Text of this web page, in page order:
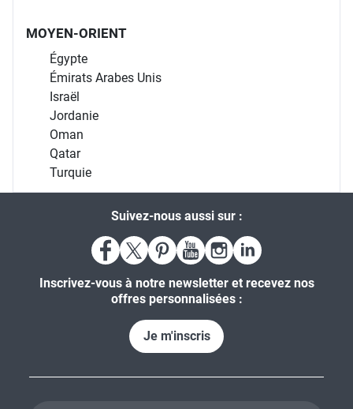
MOYEN-ORIENT
Égypte
Émirats Arabes Unis
Israël
Jordanie
Oman
Qatar
Turquie
Suivez-nous aussi sur :
Inscrivez-vous à notre newsletter et recevez nos
offres personnalisées :
Je m'inscris